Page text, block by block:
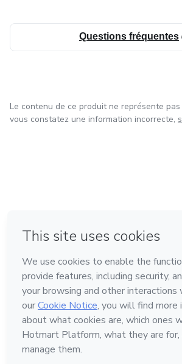
Questions fréquentes
Le contenu de ce produit ne représente
vous constatez une information incorrecte,
Fait avec ❤ à Belo Horizonte
Découvrez Hotmart
Langue
Français